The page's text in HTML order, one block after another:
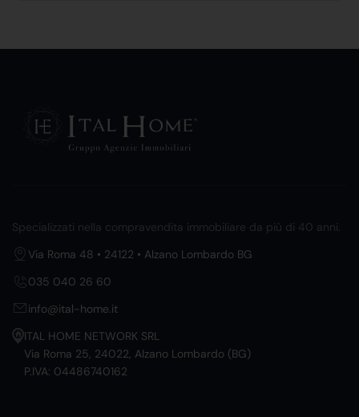
Specializzati nella compravendita immobiliare da più di 40 anni.
Via Roma 48 • 24122 • Alzano Lombardo BG
035 040 26 60
info@ital-home.it
ITAL HOME NETWORK SRL
Via Roma 25, 24022, Alzano Lombardo (BG)
P.IVA: 04486740162